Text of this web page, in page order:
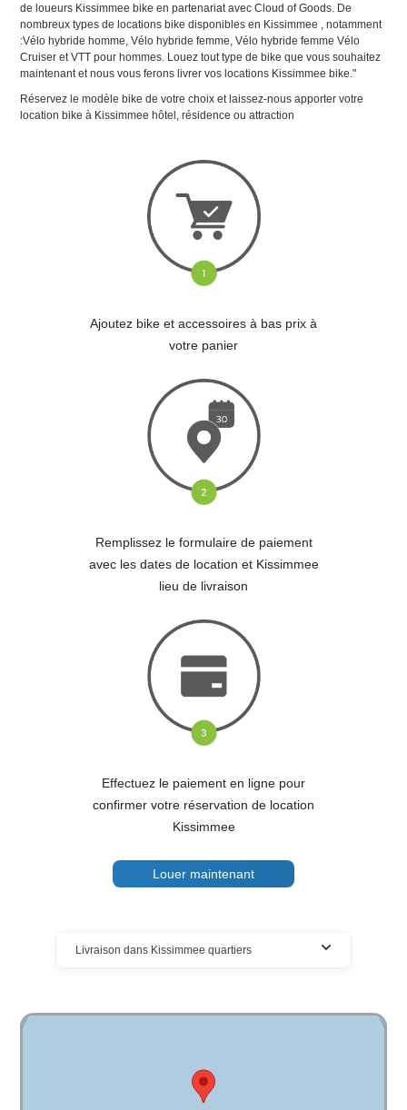
de loueurs Kissimmee bike en partenariat avec Cloud of Goods. De
nombreux types de locations bike disponibles en Kissimmee , notamment
:Vélo hybride homme, Vélo hybride femme, Vélo hybride femme Vélo
Cruiser et VTT pour hommes. Louez tout type de bike que vous souhaitez
maintenant et nous vous ferons livrer vos locations Kissimmee bike."
Réservez le modèle bike de votre choix et laissez-nous apporter votre
location bike à Kissimmee hôtel, résidence ou attraction
Ajoutez bike et accessoires à bas prix à
votre panier
Remplissez le formulaire de paiement
avec les dates de location et Kissimmee
lieu de livraison
Effectuez le paiement en ligne pour
confirmer votre réservation de location
Kissimmee
Louer maintenant
Livraison dans Kissimmee quartiers
plusieurs Kissimmee emplacements
concerne les locations Kissimmee bike.